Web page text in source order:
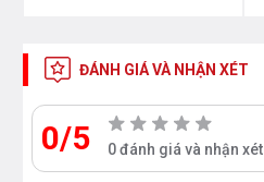
ĐÁNH GIÁ VÀ NHẬN XÉT
0/5 0 đánh giá và nhận xét